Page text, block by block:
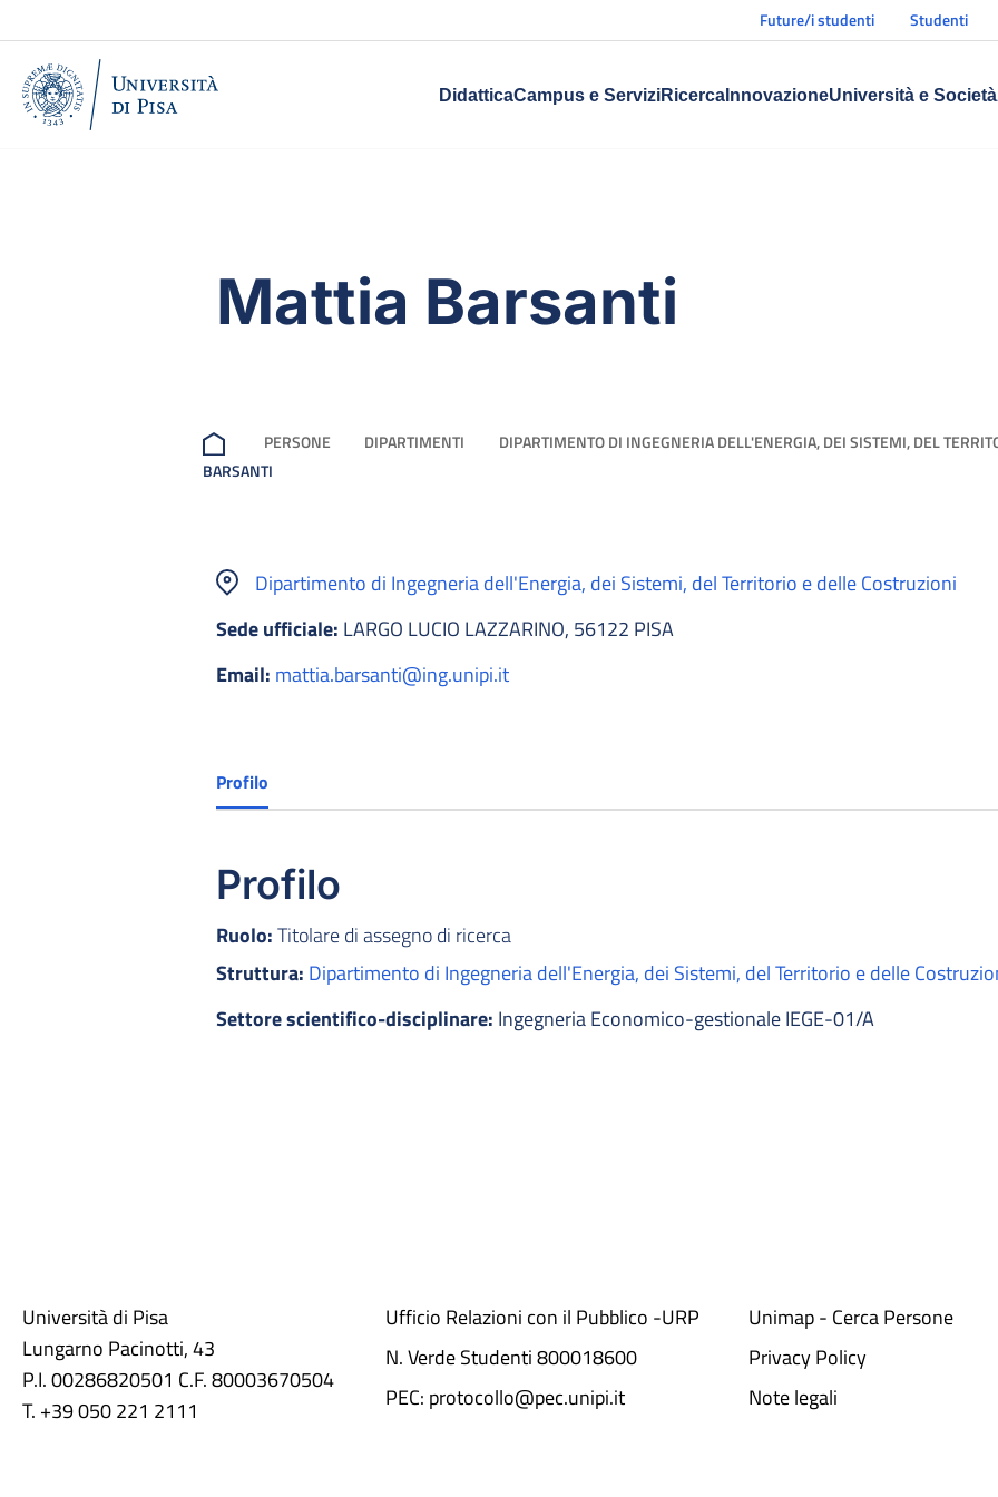
Future/i studenti Studenti
DidatticaCampus e ServiziRicercaInnovazioneUniversità e Società
Mattia Barsanti
PERSONE DIPARTIMENTI
DIPARTIMENTO DI INGEGNERIA DELL'ENERGIA, DEI SISTEMI, DEL
BARSANTI
Dipartimento di Ingegneria dell'Energia, dei Sistemi, del Territorio e delle Costruzioni
Sede ufficiale: LARGO LUCIO LAZZARINO, 56122 PISA
Email: mattia.barsanti@ing.unipi.it
Profilo
Profilo
Ruolo:Titolare di assegno di ricerca
Struttura: Dipartimento di Ingegneria dell'Energia, dei Sistemi, del Territorio e delle
Settore scientifico-disciplinare: Ingegneria Economico-gestionale IEGE-01/A
Università di Pisa
Lungarno Pacinotti, 43
P.I. 00286820501 C.F. 80003670504
T. +39 050 221 2111
Ufficio Relazioni con il Pubblico -URP
N. Verde Studenti 800018600​
PEC: protocollo@pec.unipi.it
Unimap - Cerca Persone
Privacy Policy
Note legali